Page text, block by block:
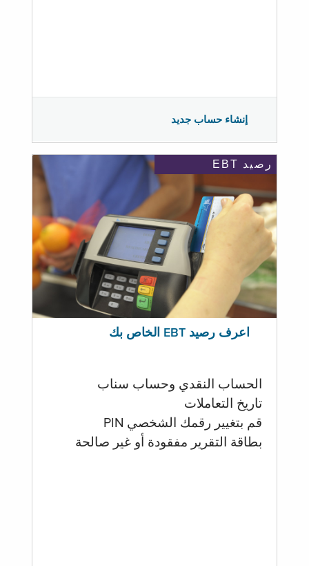
إنشاء حساب جديد
رصيد EBT
اعرف رصيد EBT الخاص بك
الحساب النقدي وحساب سناب
تاريخ التعاملات
قم بتغيير رقمك الشخصي PIN
بطاقة التقرير مفقودة أو غير صالحة